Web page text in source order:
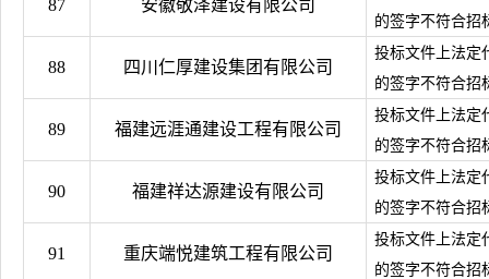
87 安徽敬泽建设有限公司
的签字不符合招
88 四川仁厚建设集团有限公司
投标文件上法定
的签字不符合招
89 福建远涯通建设工程有限公司
投标文件上法定
的签字不符合招
90 福建祥达源建设有限公司
投标文件上法定
的签字不符合招
91 重庆端悦建筑工程有限公司
投标文件上法定
的签字不符合招